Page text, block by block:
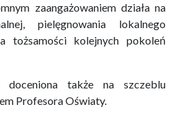
zaangażowaniem działa na
pielęgnowania lokalnego
tożsamości kolejnych pokoleń
doceniona także na szczeblu
Profesora Oświaty.